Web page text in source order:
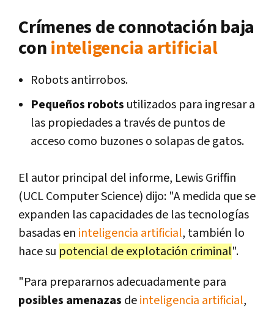
Crímenes de connotación baja
con inteligencia artificial
Robots antirrobos.
Pequeños robots utilizados para ingresar a
las propiedades a través de puntos de
acceso como buzones o solapas de gatos.
El autor principal del informe, Lewis Griffin
(UCL Computer Science) dijo: "A medida que se
expanden las capacidades de las tecnologías
basadas en inteligencia artificial, también lo
hace su potencial de explotación criminal".
"Para prepararnos adecuadamente para
posibles amenazas deinteligencia artificial,